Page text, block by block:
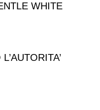
WHITE